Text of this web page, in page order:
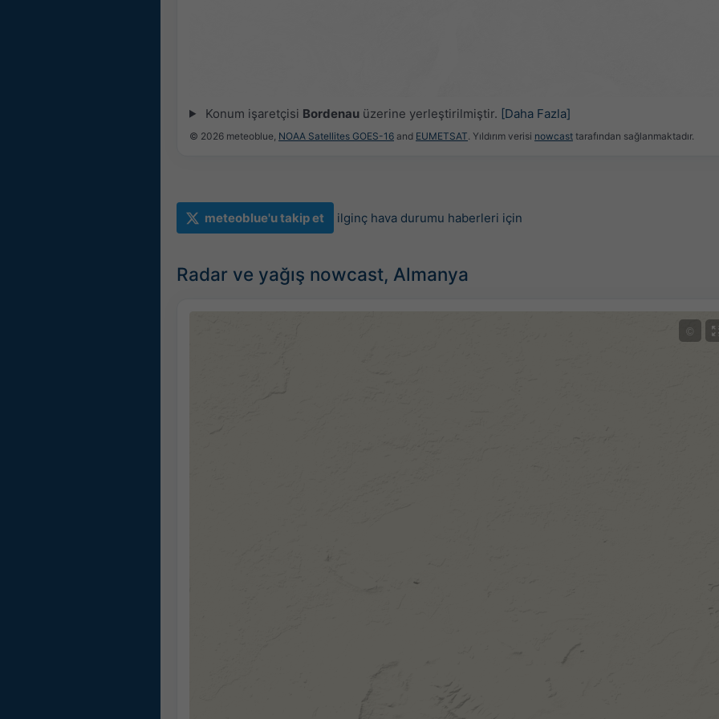
Konum işaretçisi Bordenauüzerine yerleştirilmiştir. [Daha Fazla]
© 2026 meteoblue, NOAA Satellites GOES-16 and EUMETSAT. Yıldırım verisi nowcast tarafından sağlanmaktadır.
meteoblue'u takip et ilginç hava durumu haberleri için
Radar ve yağış nowcast, Almanya
©